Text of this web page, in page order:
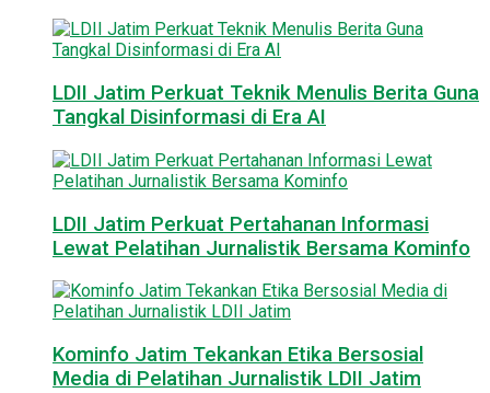
LDII Jatim Perkuat Teknik Menulis Berita Guna
Tangkal Disinformasi di Era AI
LDII Jatim Perkuat Pertahanan Informasi
Lewat Pelatihan Jurnalistik Bersama Kominfo
Kominfo Jatim Tekankan Etika Bersosial
Media di Pelatihan Jurnalistik LDII Jatim